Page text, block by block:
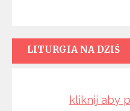
LITURGIA NA DZIŚ
kliknij aby